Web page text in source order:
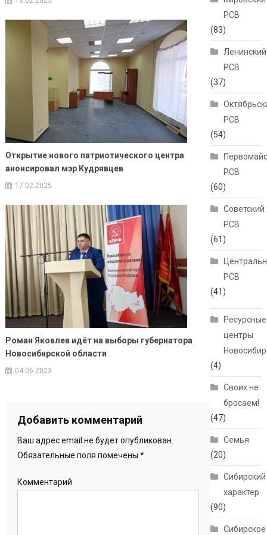
Открытие нового патриотического центра
анонсировал мэр Кудрявцев
17.02.2025
Роман Яковлев идёт на выборы губернатора
Новосибирской области
04.06.2023
Добавить комментарий
Ваш адрес email не будет опубликован.
Обязательные поля помечены *
Комментарий
РСВ
(83)
Ленинский
РСВ
(37)
РСВ
(54)
РСВ
(60)
Советский
РСВ
(61)
РСВ
(41)
Ресурсные
центры
(4)
Своих не
бросаем!
(47)
Семья
(20)
Сибирский
характер
(90)
Сибирское